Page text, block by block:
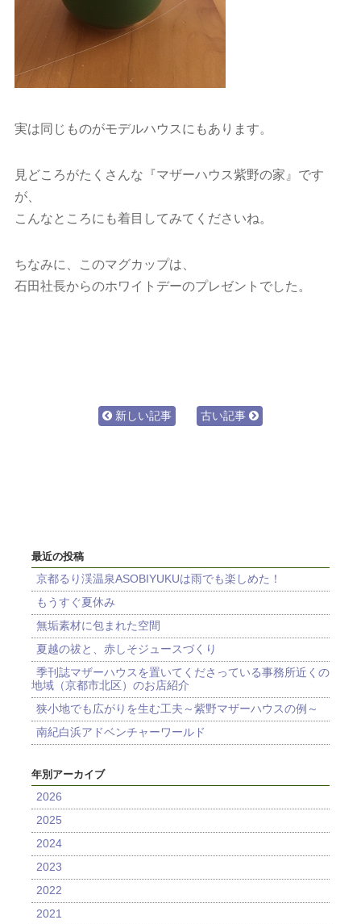
実は同じものがモデルハウスにもあります。
見どころがたくさんな『マザーハウス紫野の家』です
が、
こんなところにも着目してみてくださいね。
ちなみに、このマグカップは、
石田社長からのホワイトデーのプレゼントでした。
新しい記事 古い記事
最近の投稿
京都るり渓温泉ASOBIYUKUは雨でも楽しめた！
もうすぐ夏休み
無垢素材に包まれた空間
夏越の祓と、赤しそジュースづくり
季刊誌マザーハウスを置いてくださっている事務所近くの
地域（京都市北区）のお店紹介
狭小地でも広がりを生む工夫～紫野マザーハウスの例～
南紀白浜アドベンチャーワールド
年別アーカイブ
2026
2025
2024
2023
2022
2021